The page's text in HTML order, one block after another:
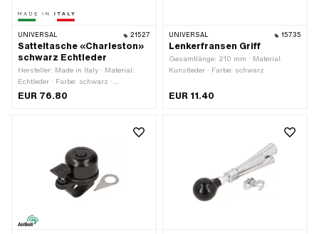
UNIVERSAL 21527
Satteltasche «Charleston»
schwarz Echtleder
Hersteller: Made in Italy · Material:
Echtleder · Farbe: schwarz ·
Gesamtlänge: 170 mm · Breite: 45 mm
Anzahl Befestigungspunkte: 2 Stk.
EUR 76.80
UNIVERSAL 15735
Lenkerfransen Griff
Gesamtlänge: 210 mm · Material:
Kunstleder · Farbe: schwarz
EUR 11.40